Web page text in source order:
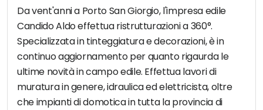
Da vent'anni a Porto San Giorgio, l'impresa edile
Candido Aldo effettua ristrutturazioni a 360°.
Specializzata in tinteggiatura e decorazioni, è in
continuo aggiornamento per quanto rigaurda le
ultime novità in campo edile. Effettua lavori di
muratura in genere, idraulica ed elettricista, oltre
che impianti di domotica in tutta la provincia di